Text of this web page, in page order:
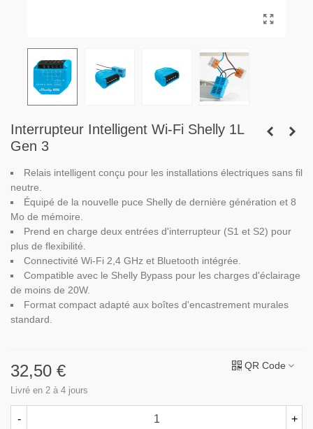
Interrupteur Intelligent Wi-Fi Shelly 1L
Gen 3
Relais intelligent conçu pour les installations électriques sans fil
neutre.
Équipé de la nouvelle puce Shelly de dernière génération et 8
Mo de mémoire.
Prend en charge deux entrées d'interrupteur (S1 et S2) pour
plus de flexibilité.
Connectivité Wi-Fi 2,4 GHz et Bluetooth intégrée.
Compatible avec le Shelly Bypass pour les charges d'éclairage
de moins de 20W.
Format compact adapté aux boîtes d'encastrement murales
standard.
32,50 €
Livré en 2 à 4 jours
QR Code
- +